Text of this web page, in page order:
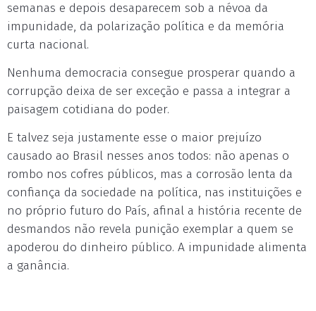
semanas e depois desaparecem sob a névoa da
impunidade, da polarização política e da memória
curta nacional.
Nenhuma democracia consegue prosperar quando a
corrupção deixa de ser exceção e passa a integrar a
paisagem cotidiana do poder.
E talvez seja justamente esse o maior prejuízo
causado ao Brasil nesses anos todos: não apenas o
rombo nos cofres públicos, mas a corrosão lenta da
confiança da sociedade na política, nas instituições e
no próprio futuro do País, afinal a história recente de
desmandos não revela punição exemplar a quem se
apoderou do dinheiro público. A impunidade alimenta
a ganância.